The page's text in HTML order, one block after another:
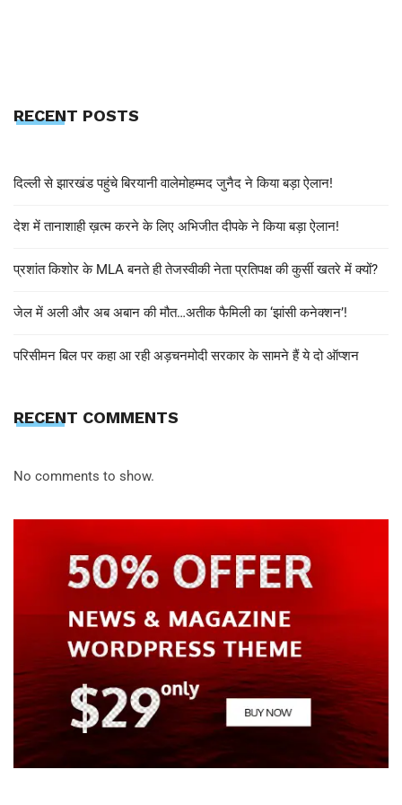
RECENT POSTS
दिल्ली से झारखंड पहुंचे बिरयानी वालेमोहम्मद जुनैद ने किया बड़ा ऐलान!
देश में तानाशाही ख़त्म करने के लिए अभिजीत दीपके ने किया बड़ा ऐलान!
प्रशांत किशोर के MLA बनते ही तेजस्वीकी नेता प्रतिपक्ष की कुर्सी खतरे में क्यों?
जेल में अली और अब अबान की मौत…अतीक फैमिली का ‘झांसी कनेक्शन’!
परिसीमन बिल पर कहा आ रही अड़चनमोदी सरकार के सामने हैं ये दो ऑप्शन
RECENT COMMENTS
No comments to show.